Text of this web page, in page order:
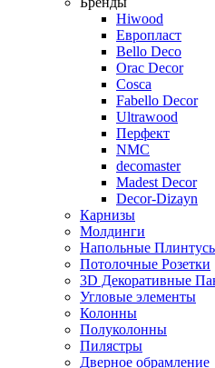
Hiwood
Европласт
Bello Deco
Orac Decor
Cosca
Fabello Decor
Ultrawood
Перфект
NMC
decomaster
Madest Decor
Decor-Dizayn
Карнизы
Молдинги
Напольные
Потолочные Розетки
3D Декоративные
Угловые элементы
Колонны
Полуколонны
Пилястры
Дверное обрамление